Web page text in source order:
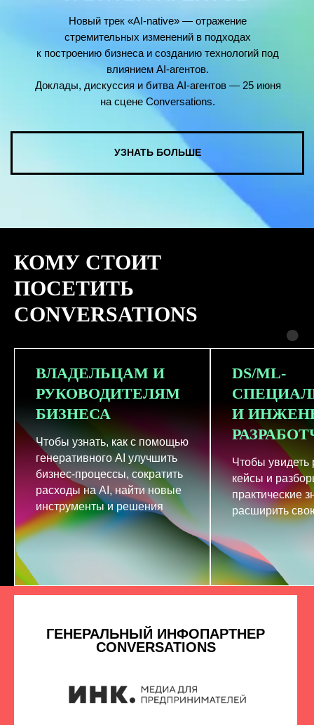
КОМУ СТОИТ
ПОСЕТИТЬ
CONVERSATIONS
ВЛАДЕЛЬЦАМ И
РУКОВОДИТЕЛЯМ
БИЗНЕСА
Чтобы узнать, как с помощью
генеративного AI улучшить
бизнес-процессы, сократить
расходы на AI, найти новые
инструменты и решения
DS/ML-
И
Чтобы увидеть
кейсы и
практические
расширить